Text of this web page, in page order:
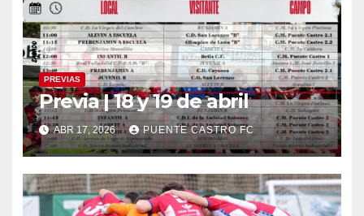
PREVIAS
Previa | 18 y 19 de abril
ABR 17, 2026 PUENTE CASTRO FC